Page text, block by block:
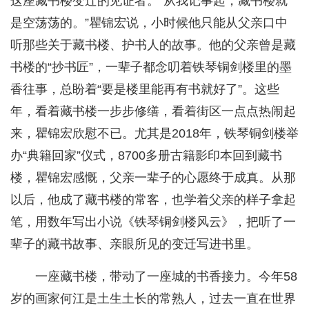
是空荡荡的。”瞿锦宏说，小时候他只能从父亲口中
听那些关于藏书楼、护书人的故事。他的父亲曾是藏
书楼的“抄书匠”，一辈子都念叨着铁琴铜剑楼里的墨
香往事，总盼着“要是楼里能再有书就好了”。这些
年，看着藏书楼一步步修缮，看着街区一点点热闹起
来，瞿锦宏欣慰不已。尤其是2018年，铁琴铜剑楼举
办“典籍回家”仪式，8700多册古籍影印本回到藏书
楼，瞿锦宏感慨，父亲一辈子的心愿终于成真。从那
以后，他成了藏书楼的常客，也学着父亲的样子拿起
笔，用数年写出小说《铁琴铜剑楼风云》，把听了一
辈子的藏书故事、亲眼所见的变迁写进书里。
一座藏书楼，带动了一座城的书香接力。今年58
岁的画家何江是土生土长的常熟人，过去一直在世界